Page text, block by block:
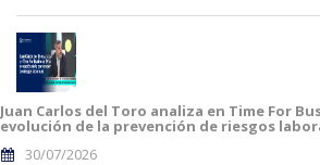
Juan Carlos del Toro analiza en Time For
evolución de la prevención de riesgos
30/07/2026